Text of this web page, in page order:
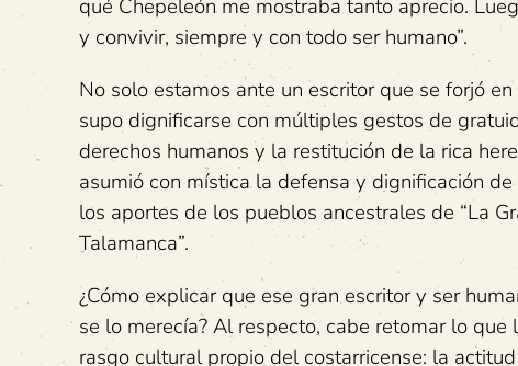
qué Chepeleón me mostraba tanto aprecio.
y convivir, siempre y con todo ser humano”.
No solo estamos ante un escritor que se forjó
supo dignificarse con múltiples gestos de
derechos humanos y la restitución de la rica
asumió con mística la defensa y dignificación
los aportes de los pueblos ancestrales de “La
Talamanca”.
¿Cómo explicar que ese gran escritor y ser
se lo merecía? Al respecto, cabe retomar lo
rasgo cultural propio del costarricense: la